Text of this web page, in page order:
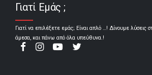
Γιατί Εμάς ;
Γιατί να επιλέξετε εμάς; Είναι απλό …! Δίνουμε λύσεις
άμεσα, και πάνω από όλα υπεύθυνα.!